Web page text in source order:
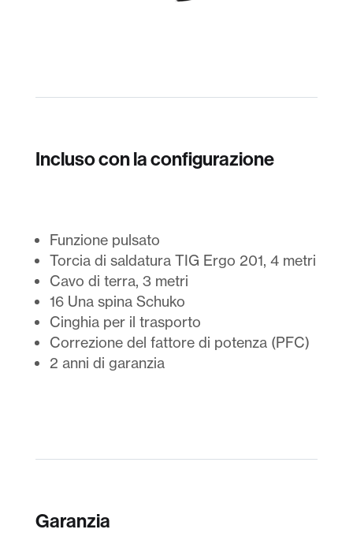
Incluso con la configurazione
Funzione pulsato
Torcia di saldatura TIG Ergo 201, 4 metri
Cavo di terra, 3 metri
16 Una spina Schuko
Cinghia per il trasporto
Correzione del fattore di potenza (PFC)
2 anni di garanzia
Garanzia